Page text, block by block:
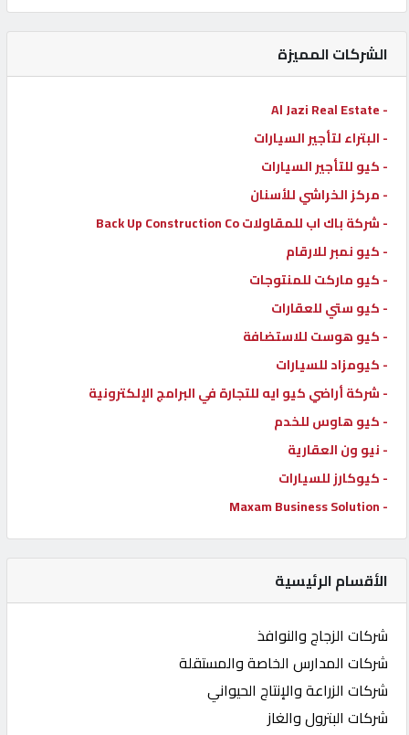
كيو
ماركت
الدليل
القطري
POWERED
QHOST
الشركات المميزة
- Al Jazi Real Estate
- البتراء لتأجير السيارات
- كيو للتأجير السيارات
- مركز الخراشي للأسنان
- شركة باك اب للمقاولات Back Up Construction Co
- كيو نمبر للارقام
- كيو ماركت للمنتوجات
- كيو ستي للعقارات
- كيو هوست للاستضافة
- كيومزاد للسيارات
- شركة أراضي كيو ايه للتجارة في البرامج الإلكترونية
- كيو هاوس للخدم
- نيو ون العقارية
- كيوكارز للسيارات
- Maxam Business Solution
الأقسام الرئيسية
شركات الزجاج والنوافذ
شركات المدارس الخاصة والمستقلة
شركات الزراعة والإنتاج الحيواني
شركات البترول والغاز